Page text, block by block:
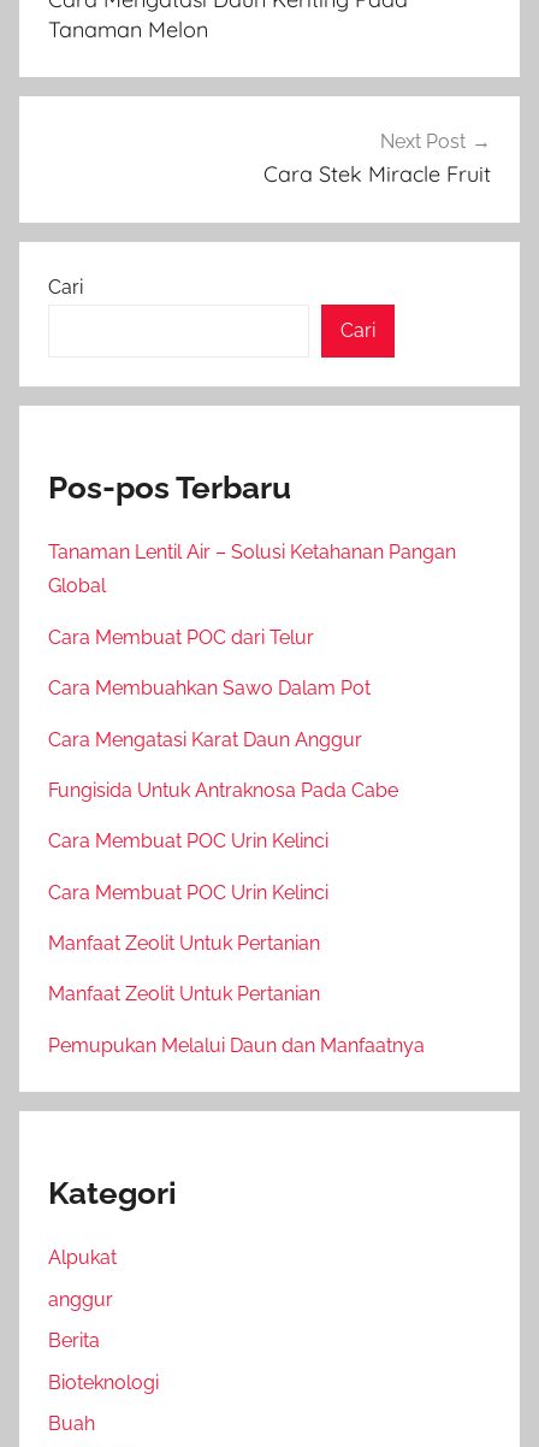
Tanaman Melon
Next Post
Cara Stek Miracle Fruit
Cari
Cari
Pos-pos Terbaru
Tanaman Lentil Air – Solusi Ketahanan Pangan
Global
Cara Membuat POC dari Telur
Cara Membuahkan Sawo Dalam Pot
Cara Mengatasi Karat Daun Anggur
Fungisida Untuk Antraknosa Pada Cabe
Cara Membuat POC Urin Kelinci
Cara Membuat POC Urin Kelinci
Manfaat Zeolit Untuk Pertanian
Manfaat Zeolit Untuk Pertanian
Pemupukan Melalui Daun dan Manfaatnya
Kategori
Alpukat
anggur
Berita
Bioteknologi
Buah